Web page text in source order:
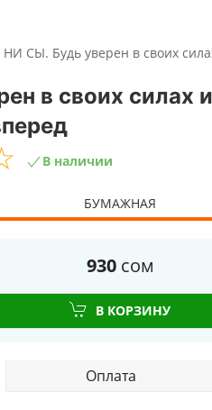
НИ СЫ. Будь уверен в своих
в своих силах
В наличии
БУМАЖНАЯ
930 сом
В КОРЗИНУ
Оплата